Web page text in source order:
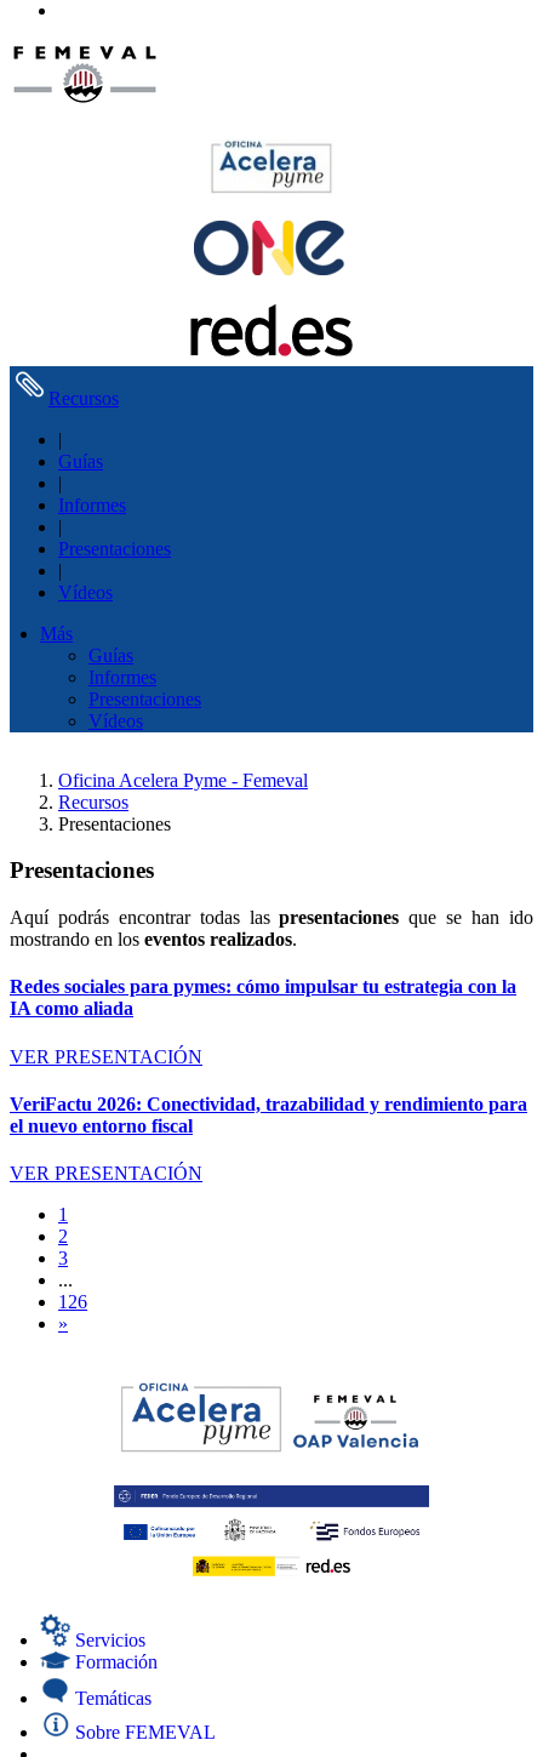
Recursos
|
Guías
|
Informes
|
Presentaciones
|
Vídeos
Más
Guías
Informes
Presentaciones
Vídeos
Oficina Acelera Pyme - Femeval
Recursos
Presentaciones
Presentaciones
Aquí podrás encontrar todas laspresentaciones que se han ido
mostrando en los eventos realizados.
Redes sociales para pymes: cómo impulsar tu estrategia con la
IA como aliada
VER PRESENTACIÓN
VeriFactu 2026: Conectividad, trazabilidad y rendimiento para
el nuevo entorno fiscal
VER PRESENTACIÓN
1
2
3
...
126
»
Servicios
Formación
Temáticas
Sobre FEMEVAL